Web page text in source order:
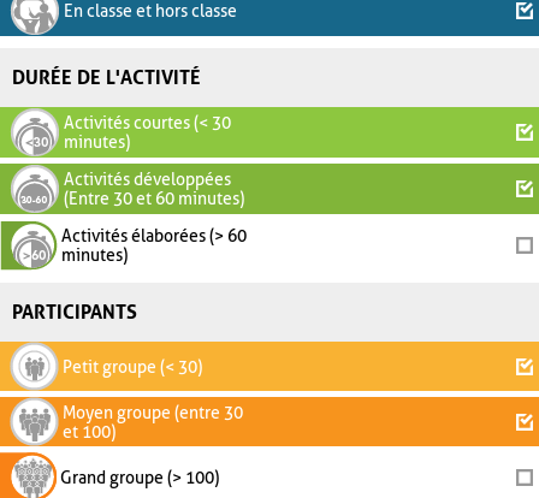
En classe et hors classe
DURÉE DE L'ACTIVITÉ
Activités courtes (< 30
minutes)
Activités développées
(Entre 30 et 60 minutes)
Activités élaborées (> 60
minutes)
PARTICIPANTS
Petit groupe (< 30)
Moyen groupe (entre 30
et 100)
Grand groupe (> 100)